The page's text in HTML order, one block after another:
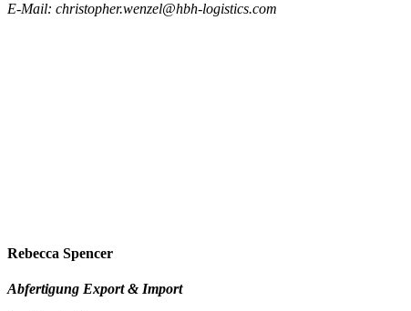
E-Mail: christopher.wenzel@hbh-logistics.com
Rebecca Spencer
Abfertigung Export & Import